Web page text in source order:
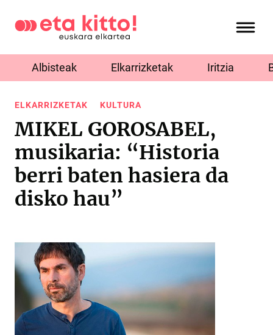
Albisteak Elkarrizketak Iritzia
ELKARRIZKETAK KULTURA
MIKEL GOROSABEL,
musikaria: “Historia
berri baten hasiera da
disko hau”